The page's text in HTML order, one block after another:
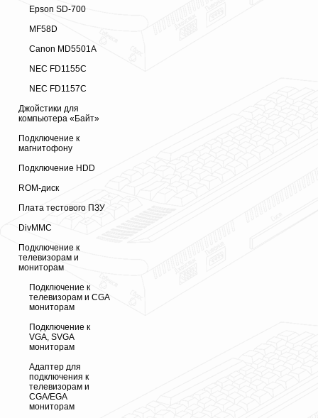
Epson SD-700
MF58D
Canon MD5501A
NEC FD1155C
NEC FD1157C
Джойстики для
компьютера «Байт»
Подключение к
магнитофону
Подключение HDD
ROM-диск
Плата тестового ПЗУ
DivMMC
Подключение к
телевизорам и
мониторам
Подключение к
телевизорам и CGA
мониторам
Подключение к
VGA, SVGA
мониторам
Адаптер для
подключения к
телевизорам и
CGA/EGA
мониторам